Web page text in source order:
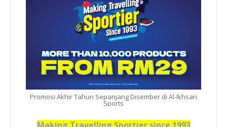
Promosi Akhir Tahun Sepanjang Disember di Al-Ikhsan
Sports